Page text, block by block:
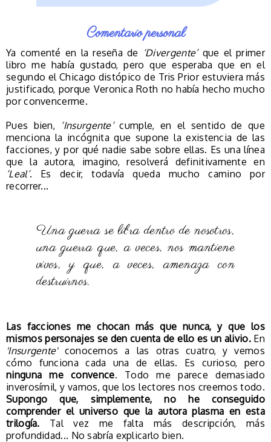
Comentario personal
Ya comenté en la reseña de ‘Divergente’que el primer
libro me había gustado, pero que esperaba que en el
segundo el Chicago distópico de Tris Prior estuviera más
justificado, porque Veronica Roth no había hecho mucho
por convencerme.
Pues bien,
‘Insurgente’cumple, en el sentido de que
menciona la incógnita que supone la existencia de las
facciones, y por qué nadie sabe sobre ellas. Es una línea
que la autora, imagino, resolverá definitivamente en
‘Leal’. Es decir, todavía queda mucho camino por
recorrer...
Una guerra se libra dentro de nosotros,
una guerra que, a veces, nos mantiene
vivos, y que, a veces, amenaza con
destruirnos.
Las facciones me chocan más que nunca, y que los
mismos personajes se den cuenta de ello es un alivio.En
'Insurgente'conocemos a las otras cuatro, y vemos
cómo funciona cada una de ellas. Es curioso, pero
ninguna me convence. Todo me parece demasiado
inverosímil, y vamos, que los lectores nos creemos todo.
Supongo que, simplemente, no he conseguido
comprender el universo que la autora plasma en esta
trilogía. Tal vez me falta más descripción, más
profundidad... No sabría explicarlo bien.